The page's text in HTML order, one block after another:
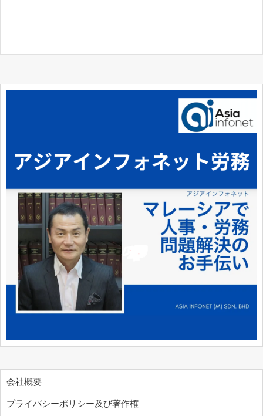
会社概要
プライバシーポリシー及び著作権